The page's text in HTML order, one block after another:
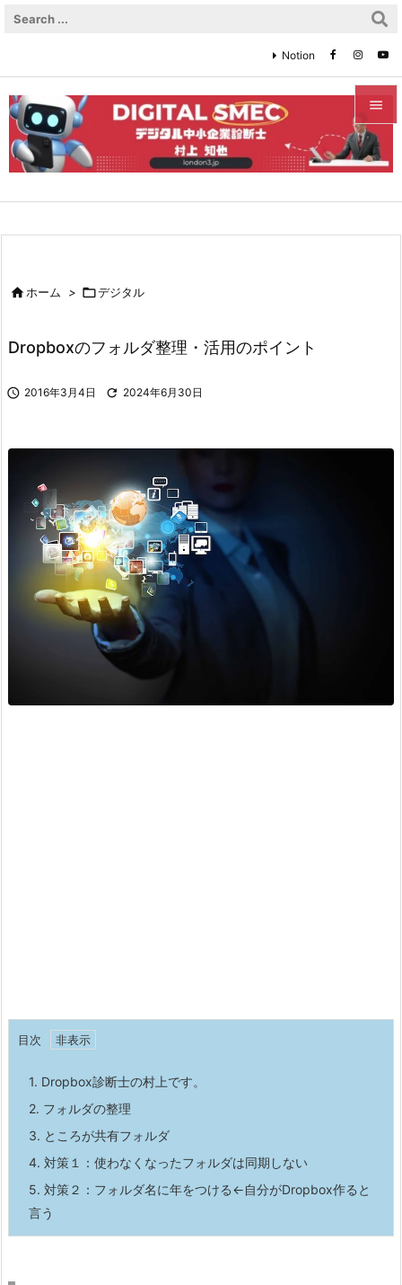


メニュ

Notion
ホーム > デジタル
Dropboxのフォルダ整理・活用のポイント
 2016年3月4日  2024年6月30日
目次
1. Dropbox診断士の村上です。
2. フォルダの整理
3. ところが共有フォルダ
4. 対策１：使わなくなったフォルダは同期しない
5. 対策２：フォルダ名に年をつける←自分がDropbox作ると
言う